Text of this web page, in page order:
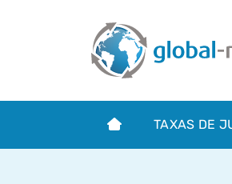
TAXAS DE
Term SOFR
O que é a inflação do IPC?
O que é a inflação do IHPC?
Taxas Euribor históricas
Taxas ESTER históricas
Calculadora de inflação